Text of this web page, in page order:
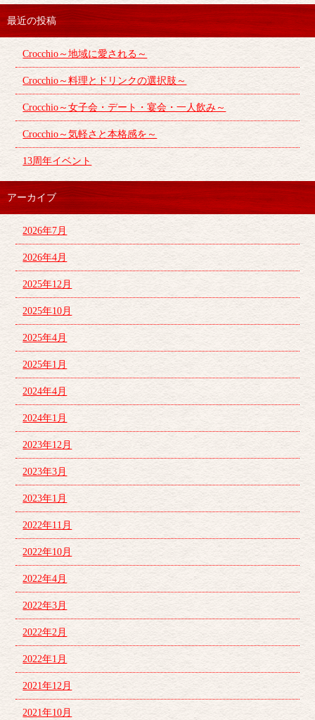
最近の投稿
Crocchio～地域に愛される～
Crocchio～料理とドリンクの選択肢～
Crocchio～女子会・デート・宴会・一人飲み～
Crocchio～気軽さと本格感を～
13周年イベント
アーカイブ
2026年7月
2026年4月
2025年12月
2025年10月
2025年4月
2025年1月
2024年4月
2024年1月
2023年12月
2023年3月
2023年1月
2022年11月
2022年10月
2022年4月
2022年3月
2022年2月
2022年1月
2021年12月
2021年10月